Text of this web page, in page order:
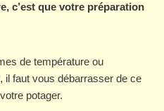
c’est que votre préparation
de température ou
il faut vous débarrasser de ce
potager.